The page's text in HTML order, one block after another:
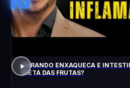
CURANDO ENXAQUECA E
DIETA DAS FRUTAS?